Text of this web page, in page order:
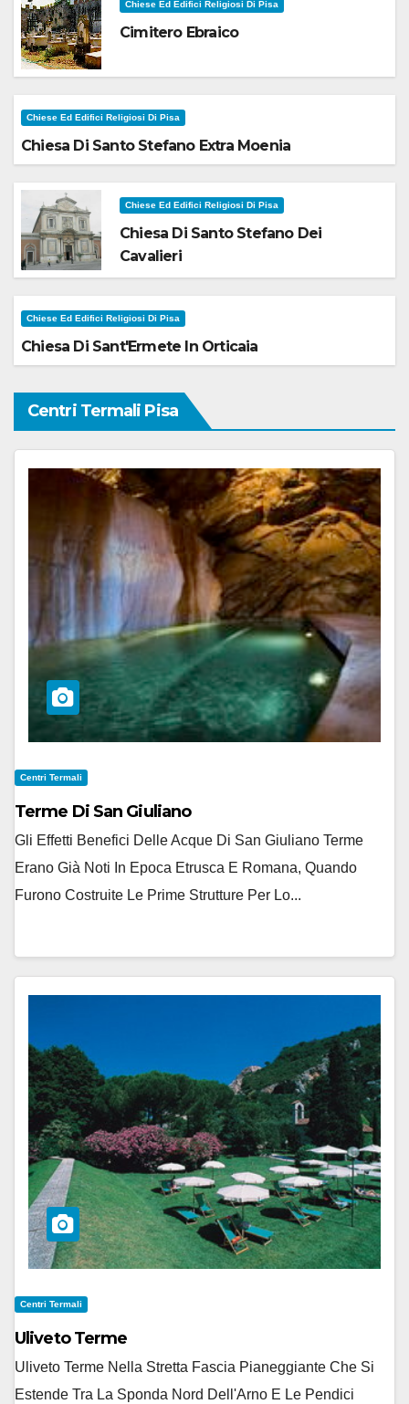
Chiese Ed Edifici Religiosi Di Pisa
Cimitero Ebraico
Chiese Ed Edifici Religiosi Di Pisa
Chiesa Di Santo Stefano Extra Moenia
Chiese Ed Edifici Religiosi Di Pisa
Chiesa Di Santo Stefano Dei
Cavalieri
Chiese Ed Edifici Religiosi Di Pisa
Chiesa Di Sant'Ermete In Orticaia
Centri Termali Pisa
Centri Termali
Terme Di San Giuliano
Gli Effetti Benefici Delle Acque Di San Giuliano Terme
Erano Già Noti In Epoca Etrusca E Romana, Quando
Furono Costruite Le Prime Strutture Per Lo...
Centri Termali
Uliveto Terme
Uliveto Terme Nella Stretta Fascia Pianeggiante Che Si
Estende Tra La Sponda Nord Dell'Arno E Le Pendici